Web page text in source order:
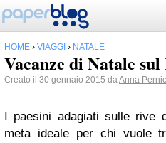
HOME › VIAGGI › NATALE
Vacanze di Natale
Creato il 30 gennaio 2015 daAnna
I paesini adagiati sulle rive
meta ideale per chi vuole